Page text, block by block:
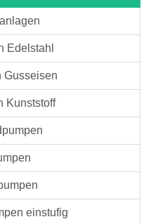
Edelstahl
Gusseisen
Kunststoff
einstufig